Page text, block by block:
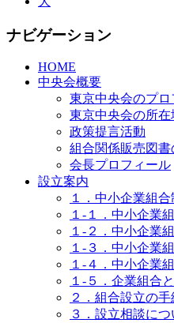
ナビゲーション
HOME
中央会概要
東京中央会のプロ
東京中央会の所在
政策提言活動
組合関係販売図書
会長プロフィール
設立案内
１．中小企業組
１-１．中小企業
１-２．中小企業
１-３．中小企業
１-４．中小企業
１-５．企業組合
２．組合設立の
３．設立相談につ